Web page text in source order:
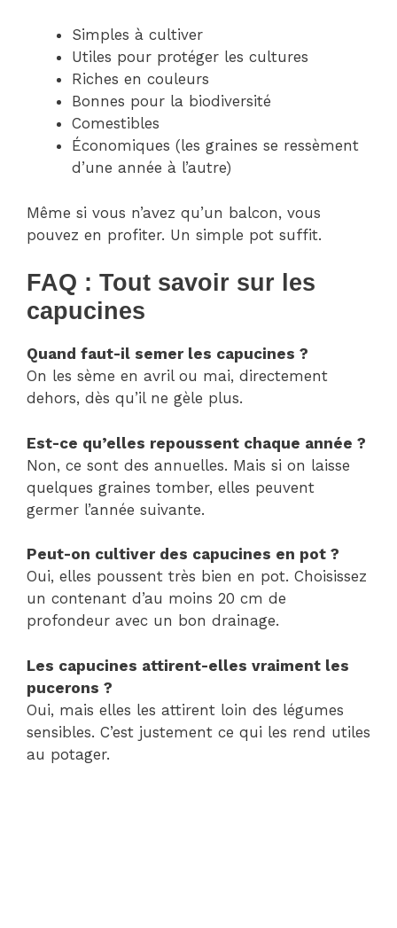
Simples à cultiver
Utiles pour protéger les cultures
Riches en couleurs
Bonnes pour la biodiversité
Comestibles
Économiques (les graines se ressèment
d’une année à l’autre)
Même si vous n’avez qu’un balcon, vous
pouvez en profiter. Un simple pot suffit.
FAQ : Tout savoir sur les
capucines
Quand faut-il semer les capucines ?
On les sème en avril ou mai, directement
dehors, dès qu’il ne gèle plus.
Est-ce qu’elles repoussent chaque année ?
Non, ce sont des annuelles. Mais si on laisse
quelques graines tomber, elles peuvent
germer l’année suivante.
Peut-on cultiver des capucines en pot ?
Oui, elles poussent très bien en pot. Choisissez
un contenant d’au moins 20 cm de
profondeur avec un bon drainage.
Les capucines attirent-elles vraiment les
pucerons ?
Oui, mais elles les attirent loin des légumes
sensibles. C’est justement ce qui les rend utiles
au potager.